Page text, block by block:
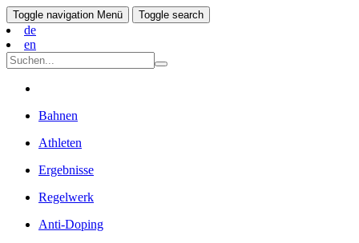
Toggle navigation Menü Toggle search
de
en
Bahnen
Athleten
Ergebnisse
Regelwerk
Anti-Doping